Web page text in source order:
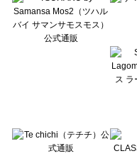
BETTY'S BLUE（べティーズブルー
Wpc.（ワールドパーティー）の一覧